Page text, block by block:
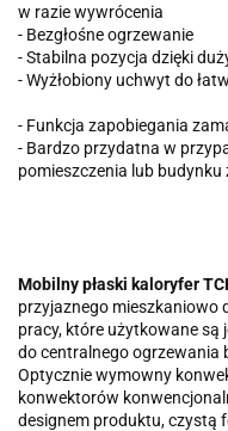
w razie wywrócenia
- Bezgłośne ogrzewanie
- Stabilna pozycja dzięki
- Wyżłobiony uchwyt do
- Funkcja zapobiegania
- Bardzo przydatna w
pomieszczenia lub budynku
Mobilny płaski kaloryfer
przyjaznego mieszkaniowo
pracy, które użytkowane są
do centralnego ogrzewania
Optycznie wymowny
konwektorów
designem produktu, czystą